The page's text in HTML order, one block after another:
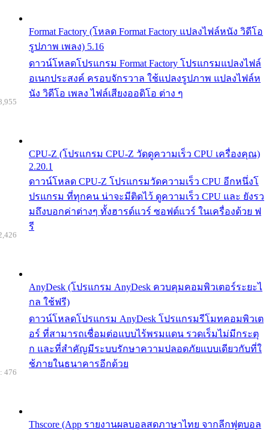
Format Factory (โหลด Format Factory แปลงไฟล์หนัง วิดีโอ
รูปภาพ เพลง) 5.16
ดาวน์โหลดโปรแกรม Format Factory โปรแกรมแปลงไฟล์
อเนกประสงค์ ครอบจักรวาล ใช้แปลงรูปภาพ แปลงไฟล์ห
นัง วิดีโอ เพลง ไฟล์เสียงออดิโอ ต่าง ๆ
CPU-Z (โปรแกรม CPU-Z วัดดูความเร็ว CPU เครื่องคุณ)
2.20.1
ดาวน์โหลด CPU-Z โปรแกรมวัดความเร็ว CPU อีกหนึ่งโ
ปรแกรม ที่ทุกคน น่าจะมีติดไว้ ดูความเร็ว CPU และ ยังรว
มถึงบอกค่าต่างๆ ทั้งฮารด์แวร์ ซอฟต์แวร์ ในเครื่องด้วย ฟ
รี
AnyDesk (โปรแกรม AnyDesk ควบคุมคอมพิวเตอร์ระยะไ
กล ใช้ฟรี)
ดาวน์โหลดโปรแกรม AnyDesk โปรแกรมรีโมทคอมพิวเต
อร์ ที่สามารถเชื่อมต่อแบบไร้พรมแดน รวดเร็มไม่มีกระตุ
ก และที่สำคัญมีระบบรักษาความปลอดภัยแบบเดียวกับที่ใ
ช้ภายในธนาคารอีกด้วย
Thscore (App รายงานผลบอลสดภาษาไทย จากลีกฟุตบอล
476